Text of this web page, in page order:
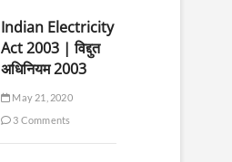
Indian Electricity
Act 2003 | विद्दुत
अधिनियम 2003
May 21, 2020
3 Comments